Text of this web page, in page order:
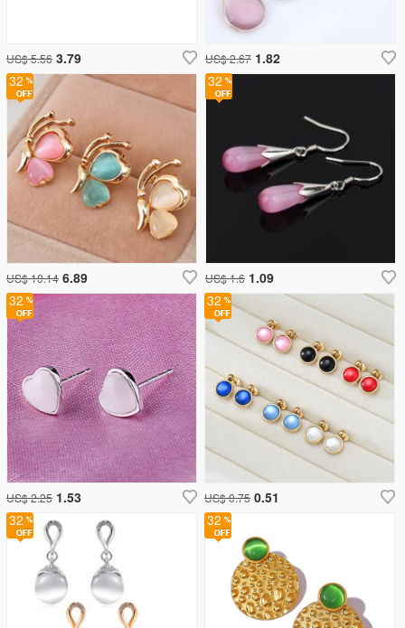
32
US$ 1.6 1.09
US$ 2.67 1.82
32
32
US$ 2.25 1.53
32
US$ 10.14 6.89
32
32
US$ 0.75 0.51
US$ 5.56 3.79